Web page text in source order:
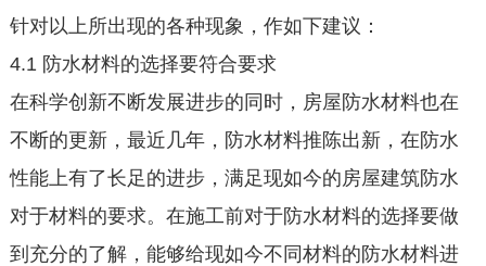
针对以上所出现的各种现象，作如下建议：
4.1 防水材料的选择要符合要求
在科学创新不断发展进步的同时，房屋防水材料也在
不断的更新，最近几年，防水材料推陈出新，在防水
性能上有了长足的进步，满足现如今的房屋建筑防水
对于材料的要求。在施工前对于防水材料的选择要做
到充分的了解，能够给现如今不同材料的防水材料进